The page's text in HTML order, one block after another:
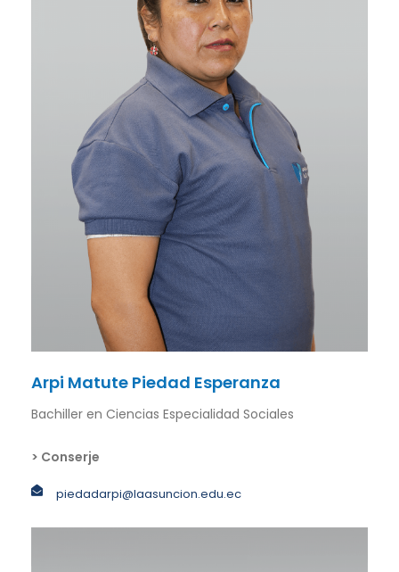
Arpi Matute Piedad Esperanza
Bachiller en Ciencias Especialidad Sociales
> Conserje
piedadarpi@laasuncion.edu.ec